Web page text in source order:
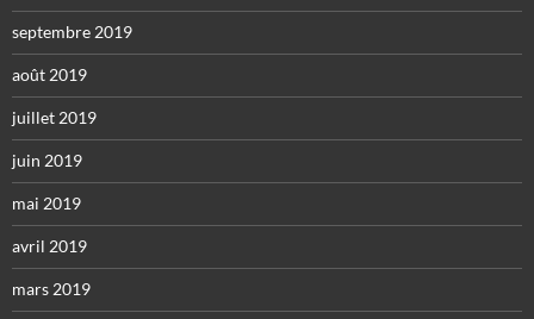
septembre 2019
août 2019
juillet 2019
juin 2019
mai 2019
avril 2019
mars 2019